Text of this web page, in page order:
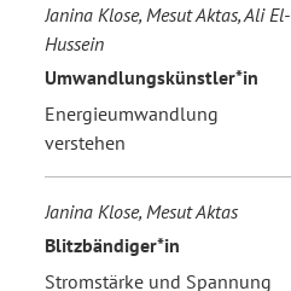
Janina Klose, Mesut Aktas, Ali El-
Hussein
Umwandlungskünstler*in
Energieumwandlung
verstehen
Janina Klose, Mesut Aktas
Blitzbändiger*in
Stromstärke und Spannung